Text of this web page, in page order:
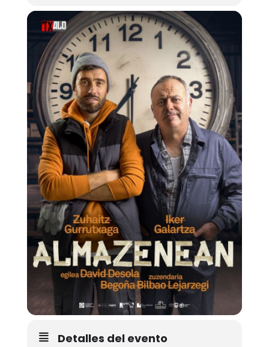
Detalles del evento